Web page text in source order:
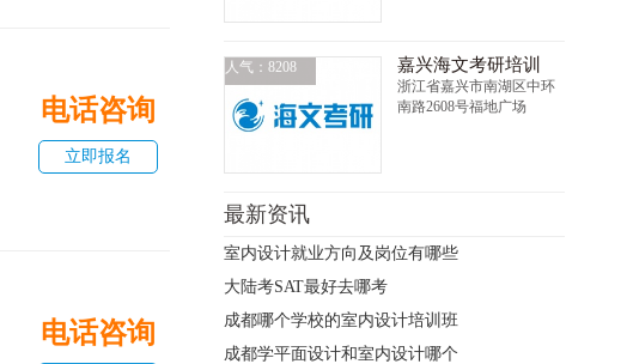
电话咨询
立即报名
电话咨询
人气：8208 嘉兴海文考研培训
浙江省嘉兴市南湖区中环
南路2608号福地广场
最新资讯
室内设计就业方向及岗位有哪些
大陆考SAT最好去哪考
成都哪个学校的室内设计培训班
成都学平面设计和室内设计哪个